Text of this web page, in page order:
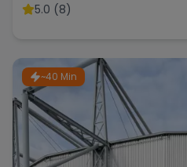
5.0 (8)
~40 Min